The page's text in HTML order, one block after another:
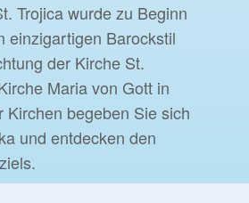
Trojica wurde zu Beginn
einzigartigen Barockstil
der Kirche St.
Maria von Gott in
begeben Sie sich
und entdecken den